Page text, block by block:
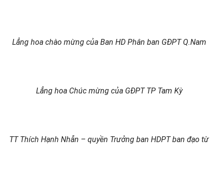
Lẳng hoa chào mừng của Ban HD Phân ban GĐPT Q.Nam
Lẳng hoa Chúc mừng của GĐPT TP Tam Kỳ
TT Thích Hạnh Nhẫn – quyền Trưởng ban HDPT ban đạo từ